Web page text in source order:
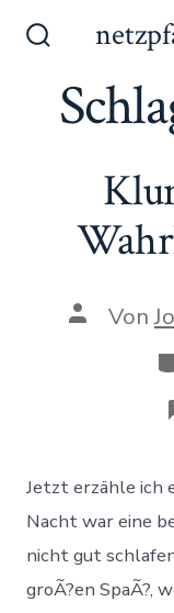
Inhalt
springenein-/ausblenden
AutorVon
Jetzt erzähle ich
Nacht war eine
nicht gut
groÃ?en SpaÃ?,